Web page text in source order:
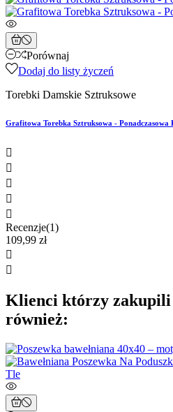
Porównaj
Dodaj do listy życzeń
Torebki Damskie Sztruksowe
Grafitowa Torebka Sztruksowa - Ponadczasowa





Recenzje(1)
109,99 zł


Klienci którzy
również: